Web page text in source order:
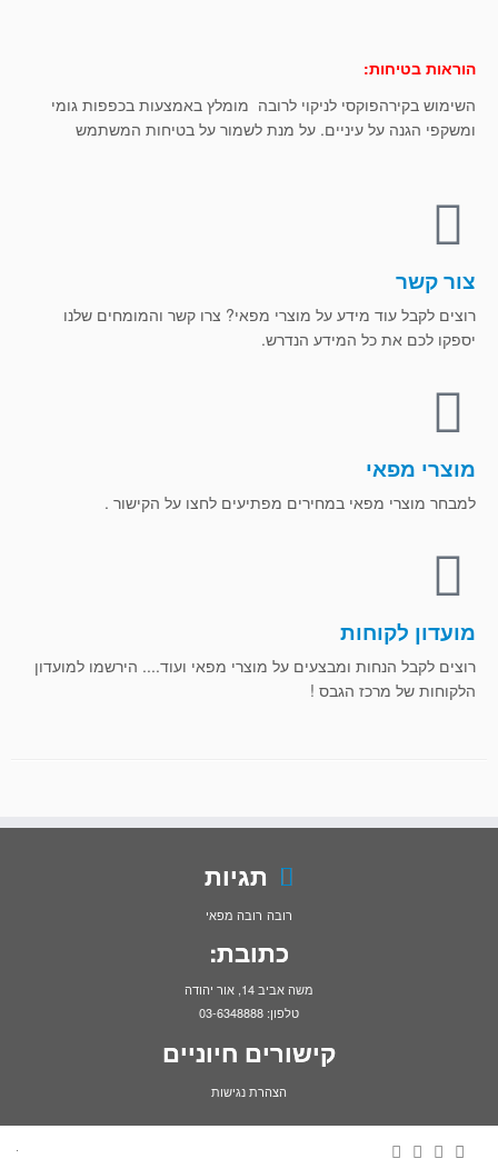
הוראות בטיחות:
השימוש בקירהפוקסי לניקוי לרובה מומלץ באמצעות בכפפות גומי
ומשקפי הגנה על עיניים. על מנת לשמור על בטיחות המשתמש
צור קשר
רוצים לקבל עוד מידע על מוצרי מפאי? צרו קשר והמומחים שלנו
יספקו לכם את כל המידע הנדרש.
מוצרי מפאי
למבחר מוצרי מפאי במחירים מפתיעים לחצו על הקישור .
מועדון לקוחות
רוצים לקבל הנחות ומבצעים על מוצרי מפאי ועוד.... הירשמו למועדון
הלקוחות של מרכז הגבס !
תגיות
רובה רובה מפאי
כתובת:
משה אביב 14, אור יהודה
טלפון: 03-6348888
קישורים חיוניים
הצהרת נגישות
·